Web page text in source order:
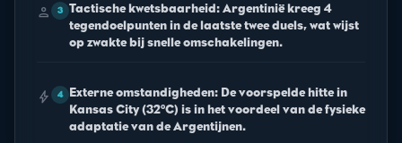
person 3
Tactische kwetsbaarheid: Argentinië kreeg 4
tegendoelpunten in de laatste twee duels, wat wijst
op zwakte bij snelle omschakelingen.
bolt 4
Externe omstandigheden: De voorspelde hitte in
Kansas City (32°C) is in het voordeel van de fysieke
adaptatie van de Argentijnen.